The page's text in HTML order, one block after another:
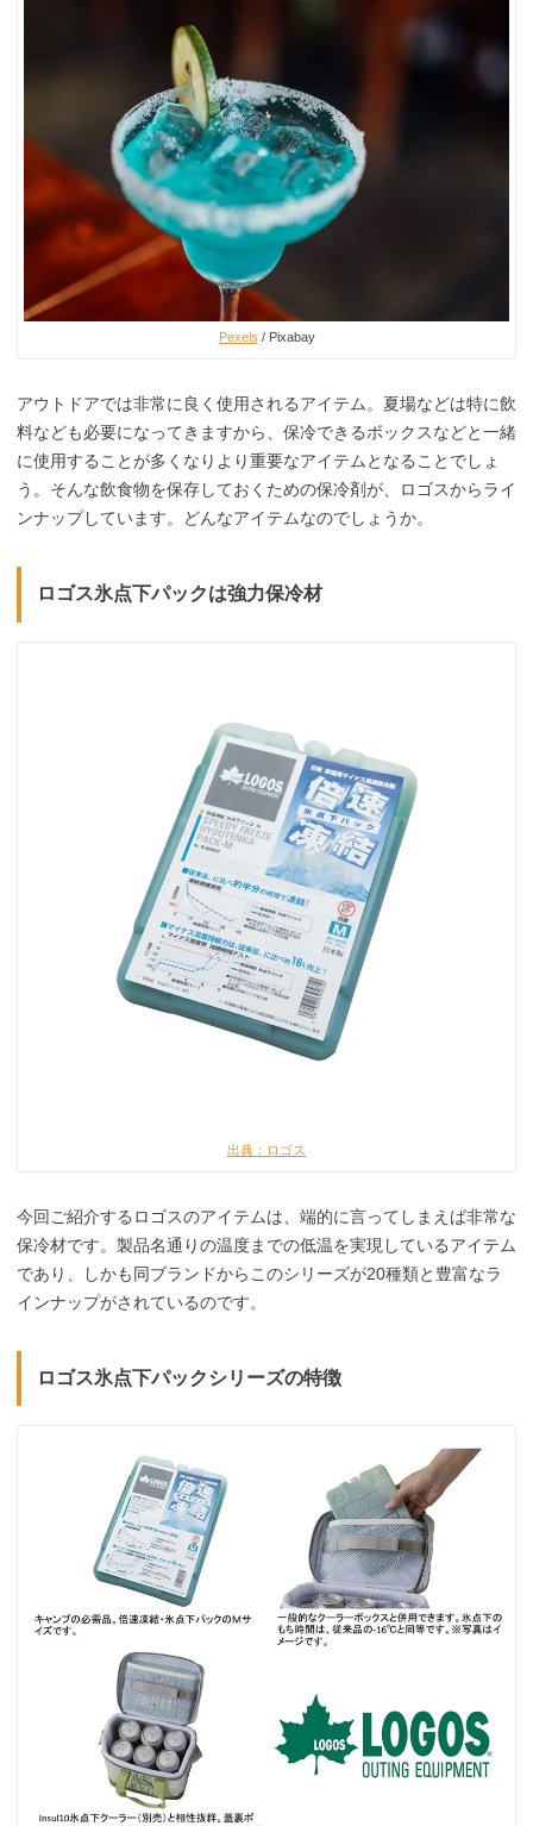
Pexels / Pixabay
アウトドアでは非常に良く使用されるアイテム。夏場などは特に飲
料なども必要になってきますから、保冷できるボックスなどと一緒
に使用することが多くなりより重要なアイテムとなることでしょ
う。そんな飲食物を保存しておくための保冷剤が、ロゴスからライ
ンナップしています。どんなアイテムなのでしょうか。
ロゴス氷点下パックは強力保冷材
出典：ロゴス
今回ご紹介するロゴスのアイテムは、端的に言ってしまえば非常な
保冷材です。製品名通りの温度までの低温を実現しているアイテム
であり、しかも同ブランドからこのシリーズが20種類と豊富なラ
インナップがされているのです。
ロゴス氷点下パックシリーズの特徴